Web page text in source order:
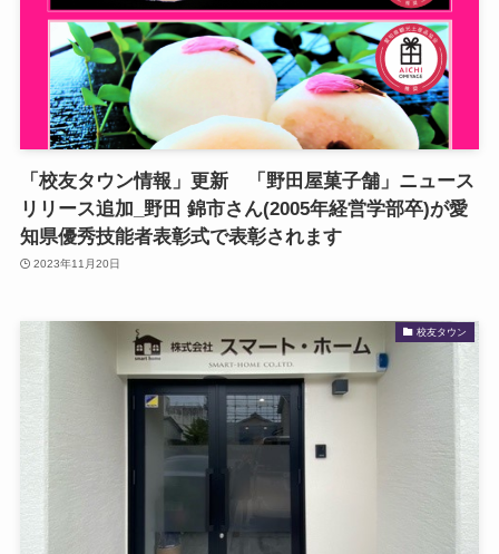
「校友タウン情報」更新 「野田屋菓子舗」ニュース
リリース追加_野田 錦市さん(2005年経営学部卒)が愛
知県優秀技能者表彰式で表彰されます
2023年11月20日
校友タウン